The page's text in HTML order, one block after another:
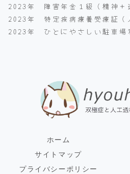
2023年 障害年金１級（精神＋
2023年 特定疾病療養受療証（
2023年 ひとにやさしい駐車場
ホーム
サイトマップ
プライバシーポリシー